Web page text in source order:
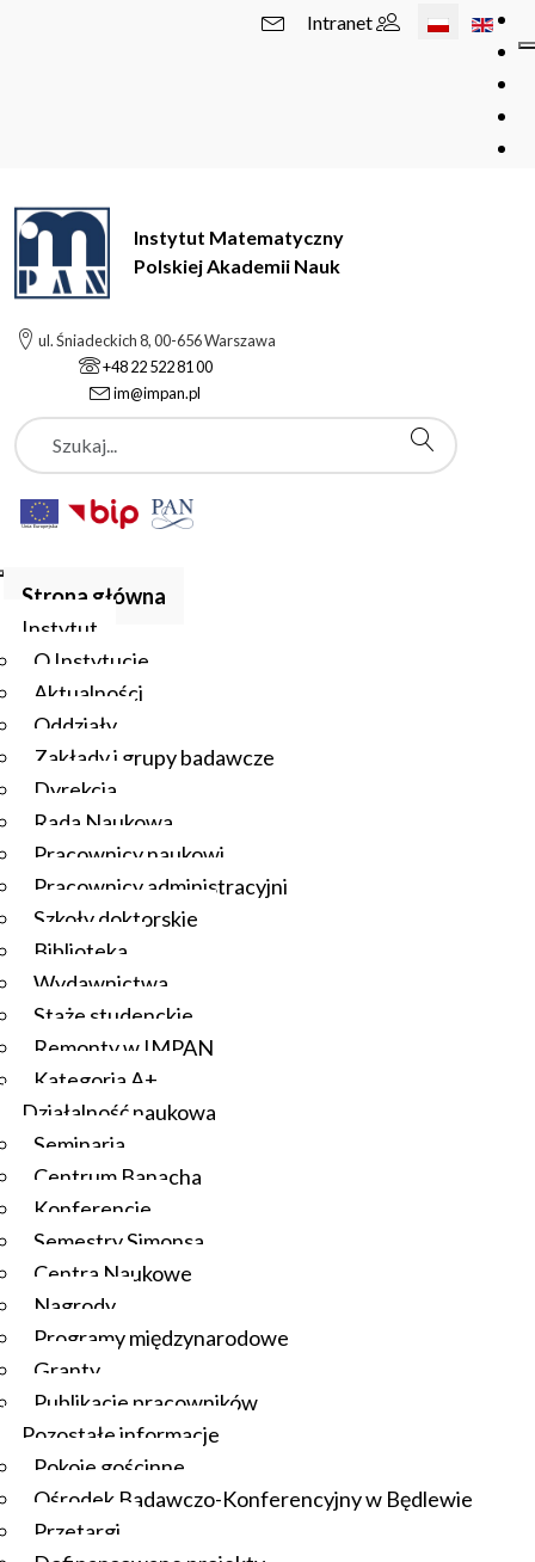
Wybierz swój
Intranet
Instytut Matematyczny
Polskiej Akademii Nauk
ul. Śniadeckich 8, 00-656 Warszawa
+48 22 522 81 00
im@impan.pl
Szukaj
Strona główna
Instytut
O Instytucie
Aktualności
Oddziały
Zakłady i grupy badawcze
Dyrekcja
Rada Naukowa
Pracownicy naukowi
Pracownicy administracyjni
Szkoły doktorskie
Biblioteka
Wydawnictwa
Staże studenckie
Remonty w IMPAN
Kategoria A+
Działalność naukowa
Seminaria
Centrum Banacha
Konferencje
Semestry Simonsa
Centra Naukowe
Nagrody
Programy międzynarodowe
Granty
Publikacje pracowników
Pozostałe informacje
Pokoje gościnne
Ośrodek Badawczo-Konferencyjny w Będlewie
Przetargi